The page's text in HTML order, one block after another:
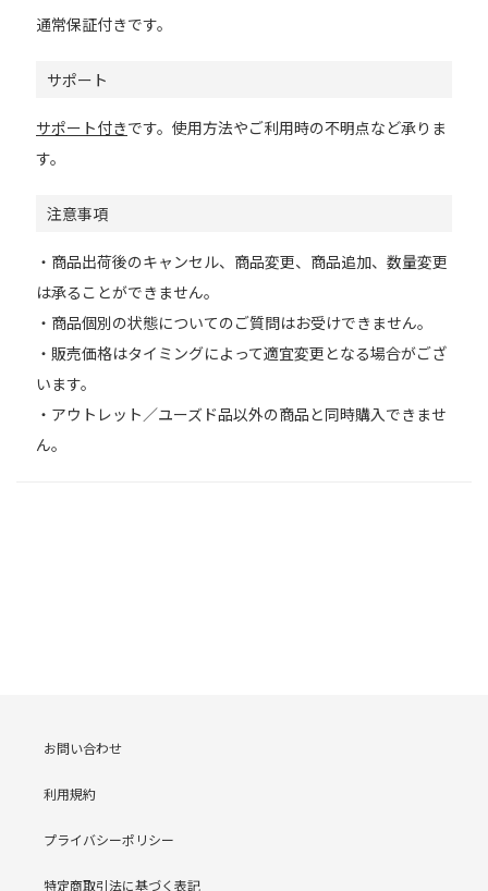
通常保証付きです。
サポート
サポート付きです。使用方法やご利用時の不明点など承りま
す。
注意事項
・商品出荷後のキャンセル、商品変更、商品追加、数量変更
は承ることができません。
・商品個別の状態についてのご質問はお受けできません。
・販売価格はタイミングによって適宜変更となる場合がござ
います。
・アウトレット／ユーズド品以外の商品と同時購入できませ
ん。
お問い合わせ
利用規約
プライバシーポリシー
特定商取引法に基づく表記